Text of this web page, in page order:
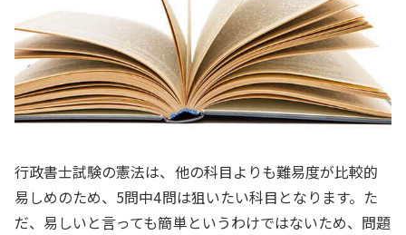
行政書士試験の憲法は、他の科目よりも難易度が比較的
易しめのため、5問中4問は狙いたい科目となります。た
だ、易しいと言っても簡単というわけではないため、問題